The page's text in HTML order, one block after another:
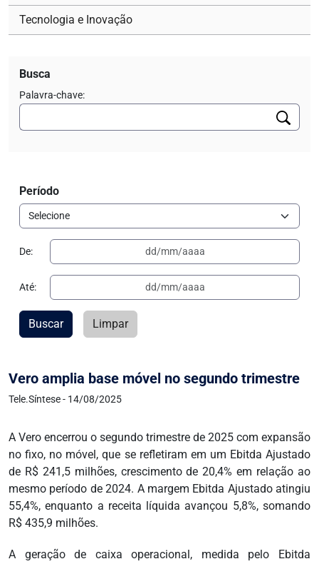
Vero amplia base móvel no segundo trimestre
Tele.Síntese - 14/08/2025
A Vero encerrou o segundo trimestre de 2025 com expansão
no fixo, no móvel, que se refletiram em um Ebitda Ajustado
de R$ 241,5 milhões, crescimento de 20,4% em relação ao
mesmo período de 2024. A margem Ebitda Ajustado atingiu
55,4%, enquanto a receita líquida avançou 5,8%, somando
R$ 435,9 milhões.
A geração de caixa operacional, medida pelo Ebitda
Tecnologia e Inovação
Busca
Palavra-chave:
Período
De:
Até:
Buscar Limpar